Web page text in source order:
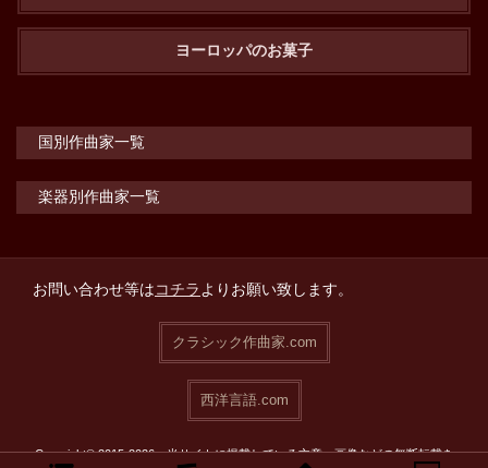
ヨーロッパのお菓子
国別作曲家一覧
楽器別作曲家一覧
お問い合わせ等はコチラよりお願い致します。
クラシック作曲家.com
西洋言語.com
Copyright© 2015-2026 当サイトに掲載している文章・画像などの無断転載を